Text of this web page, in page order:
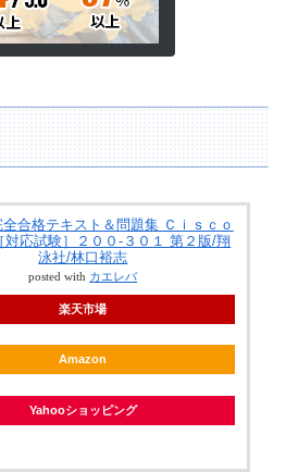
全合格テキスト＆問題集 Ｃｉｓｃｏ
応試験］２００-３０１ 第２版/翔
泳社/林口裕志
posted with カエレバ
楽天市場
Amazon
Yahooショッピング